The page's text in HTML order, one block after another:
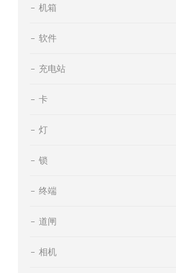
机箱
软件
充电站
卡
灯
锁
终端
道闸
相机